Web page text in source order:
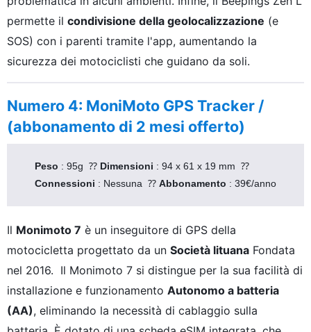
permette il condivisione della geolocalizzazione (e
SOS) con i parenti tramite l'app, aumentando la
sicurezza dei motociclisti che guidano da soli.
Numero 4: MoniMoto GPS Tracker /
(abbonamento di 2 mesi offerto)
Peso : 95g  ⁇ Dimensioni
Connessioni : Nessuna  ⁇ Abbonamento : 39€/anno
Il Monimoto 7 è un inseguitore di GPS della
motocicletta progettato da un Società lituana Fondata
nel 2016. Il Monimoto 7 si distingue per la sua facilità di
installazione e funzionamento Autonomo a batteria
(AA), eliminando la necessità di cablaggio sulla
Cercare: